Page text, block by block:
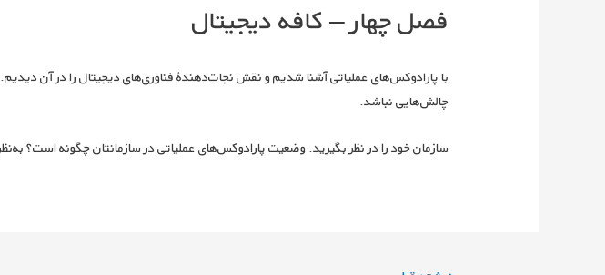
فصل چهار – کافه دیجیتال
با پارادوکس‏‌های عملیاتی آشنا شدیم و نقش نجات‏‌دهندۀ فناوری‌‏های دیجیتال را در آن
چالش‏‌هایی نباشد.
سازمان خود را در نظر بگیرید. وضعیت پارادوکس‏‌های عملیاتی در سازمانتان چگونه است؟